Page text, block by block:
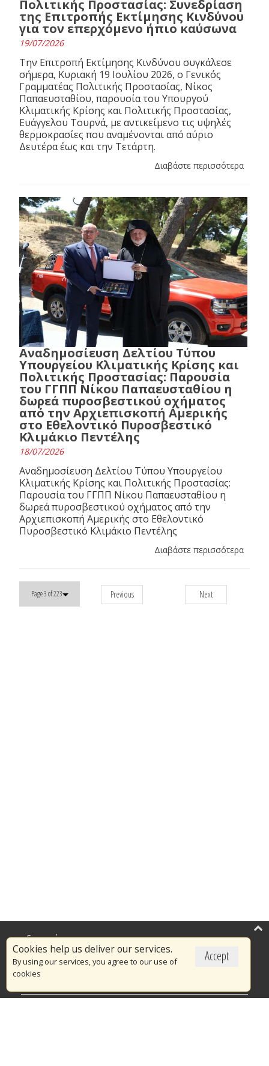
Πολιτικής Προστασίας: Συνεδρίαση
της Επιτροπής Εκτίμησης Κινδύνου
για τον επερχόμενο ήπιο καύσωνα
19/07/2026
Την Επιτροπή Εκτίμησης Κινδύνου συγκάλεσε
σήμερα, Κυριακή 19 Ιουλίου 2026, ο Γενικός
Γραμματέας Πολιτικής Προστασίας, Νίκος
Παπαευσταθίου, παρουσία του Υπουργού
Κλιματικής Κρίσης και Πολιτικής Προστασίας,
Ευάγγελου Τουρνά, με αντικείμενο τις υψηλές
θερμοκρασίες που αναμένονται από αύριο
Δευτέρα έως και την Τετάρτη.
Διαβάστε περισσότερα
Αναδημοσίευση Δελτίου Τύπου
Υπουργείου Κλιματικής Κρίσης και
Πολιτικής Προστασίας: Παρουσία
του ΓΓΠΠ Νίκου Παπαευσταθίου η
δωρεά πυροσβεστικού οχήματος
από την Αρχιεπισκοπή Αμερικής
στο Εθελοντικό Πυροσβεστικό
Κλιμάκιο Πεντέλης
18/07/2026
Αναδημοσίευση Δελτίου Τύπου Υπουργείου
Κλιματικής Κρίσης και Πολιτικής Προστασίας:
Παρουσία του ΓΓΠΠ Νίκου Παπαευσταθίου η
δωρεά πυροσβεστικού οχήματος από την
Αρχιεπισκοπή Αμερικής στο Εθελοντικό
Πυροσβεστικό Κλιμάκιο Πεντέλης
Διαβάστε περισσότερα
Page 3 of 223 Previous Next
Accept
Cookies help us deliver our services.
By using our services, you agree to our use of
cookies
Επικαιρότητα
Το Πυροσβεστικό Σώμα